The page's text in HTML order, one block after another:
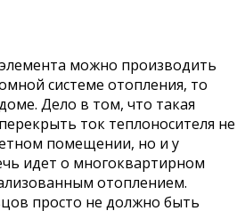
можно производить
системе отопления, то
Дело в том, что такая
ток теплоносителя не
помещении, но и у
идет о многоквартирном
отоплением.
просто не должно быть